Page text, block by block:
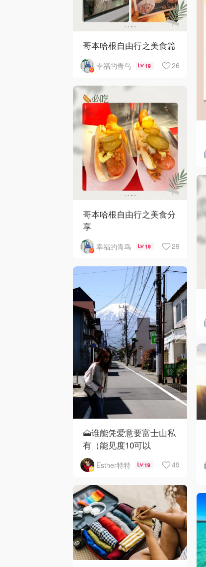
哥本哈根自由行之美食篇
幸福的青鸟 19 26
哥本哈根自由行之美食分
享
幸福的青鸟 19 29
🗻谁能凭爱意要富士山私
有（能见度10可以
Esther特特 19 49